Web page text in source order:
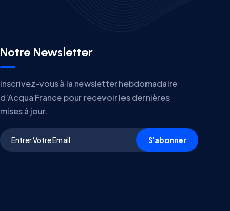
Notre Newsletter
Inscrivez-vous à la newsletter hebdomadaire
d’Acqua France pour recevoir les dernières
mises à jour.
S'abonner